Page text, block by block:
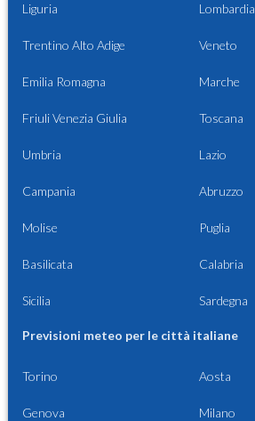
Liguria Lombardia
Trentino Alto Adige Veneto
Emilia Romagna Marche
Friuli Venezia Giulia Toscana
Umbria Lazio
Campania Abruzzo
Molise Puglia
Basilicata Calabria
Sicilia Sardegna
Previsioni meteo per le città italiane
Torino Aosta
Genova Milano